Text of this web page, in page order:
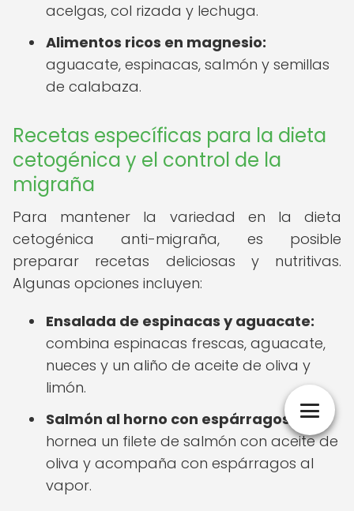
acelgas, col rizada y lechuga.
Alimentos ricos en magnesio:
aguacate, espinacas, salmón y semillas
de calabaza.
Recetas específicas para la dieta
cetogénica y el control de la
migraña
Para mantener la variedad en la dieta
cetogénica anti-migraña, es posible
preparar recetas deliciosas y nutritivas.
Algunas opciones incluyen:
Ensalada de espinacas y aguacate:
combina espinacas frescas, aguacate,
nueces y un aliño de aceite de oliva y
limón.
Salmón al horno con espárragos:
hornea un filete de salmón con aceite de
oliva y acompaña con espárragos al
vapor.